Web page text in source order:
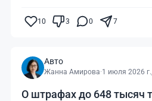
10 3 0 7
Авто
Жанна Амирова·1 июля 2026
О штрафах до 648 тысяч